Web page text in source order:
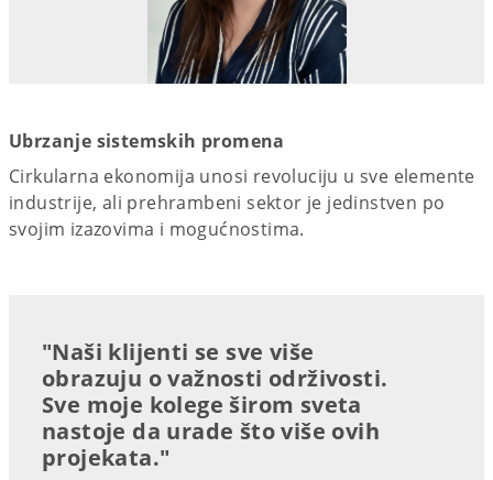
Ubrzanje sistemskih promena
Cirkularna ekonomija unosi revoluciju u sve elemente
industrije, ali prehrambeni sektor je jedinstven po
svojim izazovima i mogućnostima.
"Naši klijenti se sve više
obrazuju o važnosti održivosti.
Sve moje kolege širom sveta
nastoje da urade što više ovih
projekata."